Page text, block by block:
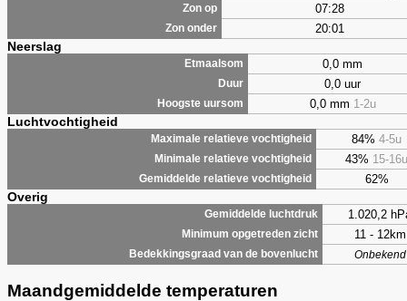
Zon op 07:28
Zon onder 20:01
Neerslag
Etmaalsom 0,0 mm
Duur 0,0 uur
Hoogste uursom 0,0 mm 1-2u
Luchtvochtigheid
Maximale relatieve vochtigheid 84% 4-5u
Minimale relatieve vochtigheid 43% 15-16u
Gemiddelde relatieve vochtigheid 62%
Overig
Gemiddelde luchtdruk 1.020,2
Minimum opgetreden zicht 11 - 12km
Bedekkingsgraad van de bovenlucht Onbekend
Maandgemiddelde temperaturen